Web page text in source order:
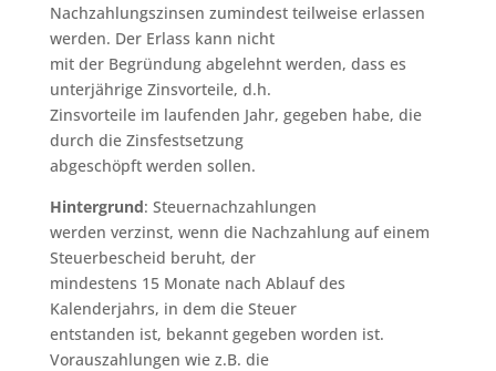
Nachzahlungszinsen zumindest teilweise erlassen
werden. Der Erlass kann nicht
mit der Begründung abgelehnt werden, dass es
unterjährige Zinsvorteile, d.h.
Zinsvorteile im laufenden Jahr, gegeben habe, die
durch die Zinsfestsetzung
abgeschöpft werden sollen.
Hintergrund: Steuernachzahlungen
werden verzinst, wenn die Nachzahlung auf einem
Steuerbescheid beruht, der
mindestens 15 Monate nach Ablauf des
Kalenderjahrs, in dem die Steuer
entstanden ist, bekannt gegeben worden ist.
Vorauszahlungen wie z.B. die